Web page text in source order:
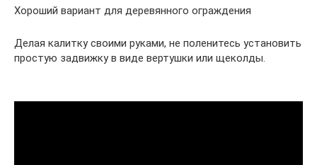
Хороший вариант для деревянного ограждения
Делая калитку своими руками, не поленитесь установить
простую задвижку в виде вертушки или щеколды.